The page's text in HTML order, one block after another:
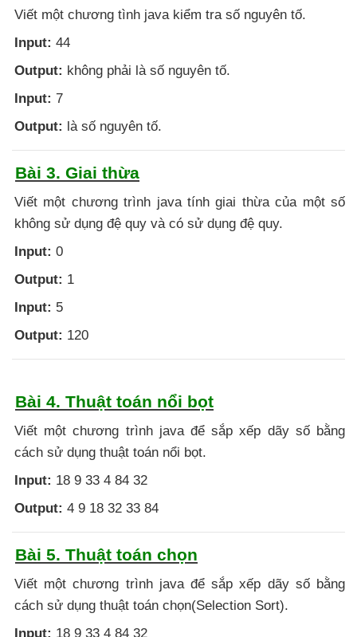
Viết một chương tình java kiểm tra số nguyên tố.
Input: 44
Output: không phải là số nguyên tố.
Input: 7
Output: là số nguyên tố.
Bài 3. Giai thừa
Viết một chương trình java tính giai thừa của một số
không sử dụng đệ quy và có sử dụng đệ quy.
Input: 0
Output: 1
Input: 5
Output: 120
Bài 4. Thuật toán nổi bọt
Viết một chương trình java để sắp xếp dãy số bằng
cách sử dụng thuật toán nổi bọt.
Input: 18 9 33 4 84 32
Output: 4 9 18 32 33 84
Bài 5. Thuật toán chọn
Viết một chương trình java để sắp xếp dãy số bằng
cách sử dụng thuật toán chọn(Selection Sort).
Input: 18 9 33 4 84 32